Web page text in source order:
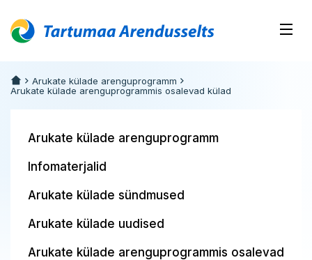
Arukate külade arenguprogramm
Arukate külade arenguprogrammis osalevad külad
Arukate külade arenguprogramm
Infomaterjalid
Arukate külade sündmused
Arukate külade uudised
Arukate külade arenguprogrammis osalevad